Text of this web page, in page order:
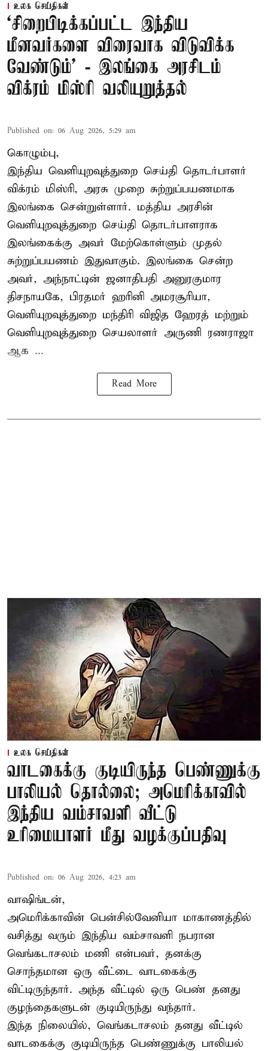
உலக செய்திகள்
‘சிறைபிடிக்கப்பட்ட இந்திய
மீனவர்களை விரைவாக விடுவிக்க
வேண்டும்' - இலங்கை அரசிடம்
விக்ரம் மிஸ்ரி வலியுறுத்தல்
Published on: 06 Aug 2026, 5:29 am
கொழும்பு,
இந்திய வெளியுறவுத்துறை செய்தி தொடர்பாளர்
விக்ரம் மிஸ்ரி, அரசு முறை சுற்றுப்பயணமாக
இலங்கை சென்றுள்ளார். மத்திய அரசின்
வெளியுறவுத்துறை செய்தி தொடர்பாளராக
இலங்கைக்கு அவர் மேற்கொள்ளும் முதல்
சுற்றுப்பயணம் இதுவாகும். இலங்கை சென்ற
அவர், அந்நாட்டின் ஜனாதிபதி அனுரகுமார
திசநாயகே, பிரதமர் ஹரினி அமரசூரியா,
வெளியுறவுத்துறை மந்திரி விஜித ஹேரத் மற்றும்
வெளியுறவுத்துறை செயலாளர் அருணி ரணராஜா
ஆக ...
Read More
உலக செய்திகள்
வாடகைக்கு குடியிருந்த பெண்ணுக்கு
பாலியல் தொல்லை; அமெரிக்காவில்
இந்திய வம்சாவளி வீட்டு
உரிமையாளர் மீது வழக்குப்பதிவு
Published on: 06 Aug 2026, 4:23 am
வாஷிங்டன்,
அமெரிக்காவின் பென்சில்வேனியா மாகாணத்தில்
வசித்து வரும் இந்திய வம்சாவளி நபரான
வெங்கடாசலம் மணி என்பவர், தனக்கு
சொந்தமான ஒரு வீட்டை வாடகைக்கு
விட்டிருந்தார். அந்த வீட்டில் ஒரு பெண் தனது
குழந்தைகளுடன் குடியிருந்து வந்தார்.
இந்த நிலையில், வெங்கடாசலம் தனது வீட்டில்
வாடகைக்கு குடியிருந்த பெண்ணுக்கு பாலியல்